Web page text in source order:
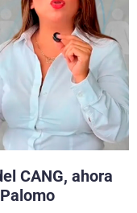
CANG, ahora